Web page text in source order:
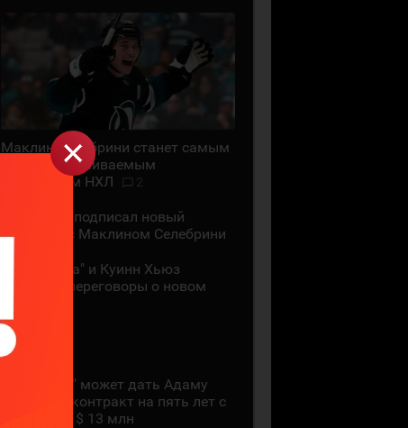
Маклин Селебрини станет самым
высокооплачиваемым
хоккеистом НХЛ
"Сан-Хосе" подписал новый
контракт с Маклином Селебрини
"Миннесота" и Куинн Хьюз
проведут переговоры о новом
28 ИЮЛЯ
"Коламбус" может дать Адаму
Фантилли контракт на пять лет с
зарплатой $ 13 млн